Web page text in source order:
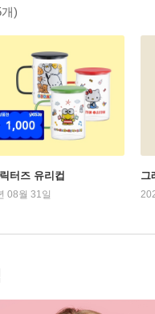
)
터즈 유리컵
08월 31일
그